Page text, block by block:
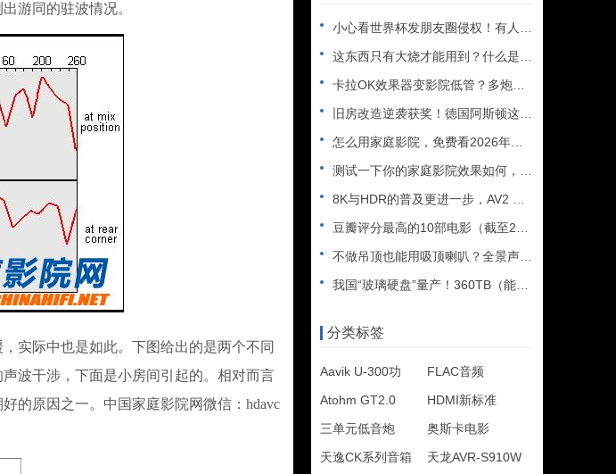
游同的驻波情况。
实际中也是如此。下图给出的是两个不同
波干涉，下面是小房间引起的。相对而言
的原因之一。中国家庭影院网微信：hdavc
小心看世界杯发朋友圈侵权！有人被判赔108万
这东西只有大烧才能用到？什么是XLR接口？平衡音频信号线、低
卡拉OK效果器变影院低管？多炮玩家省钱了，内附调音软件免费下
旧房改造逆袭获奖！德国阿斯顿这套7.2.4全景声私人影院太惊
怎么用家庭影院，免费看2026年世界杯直播？
测试一下你的家庭影院效果如何，bobo精选测试片1~3合集
8K与HDR的普及更进一步，AV2 视频编解码器发布
豆瓣评分最高的10部电影（截至2025年）
不做吊顶也能用吸顶喇叭？全景声天空声道安装教程
我国“玻璃硬盘”量产！360TB（能装2.5万部电影），10
分类标签
Aavik U-300功
FLAC音频
Atohm GT2.0
HDMI新标准
三单元低音炮
奥斯卡电影
天逸CK系列音箱
天龙AVR-S910W